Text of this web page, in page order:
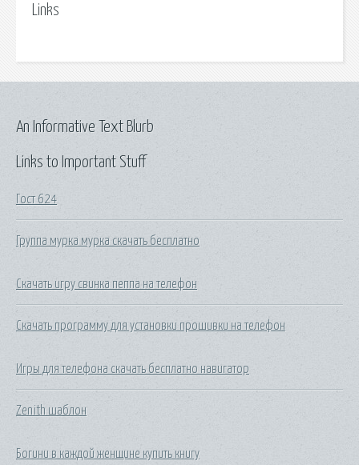
Links
Links to Important Stuff
Гост 624
Группа мурка мурка скачать бесплатно
Скачать игру свинка пеппа на телефон
Скачать программу для установки прошивки на телефон
Игры для телефона скачать бесплатно навигатор
Zenith шаблон
Богини в каждой женщине купить книгу
An Informative Text Blurb